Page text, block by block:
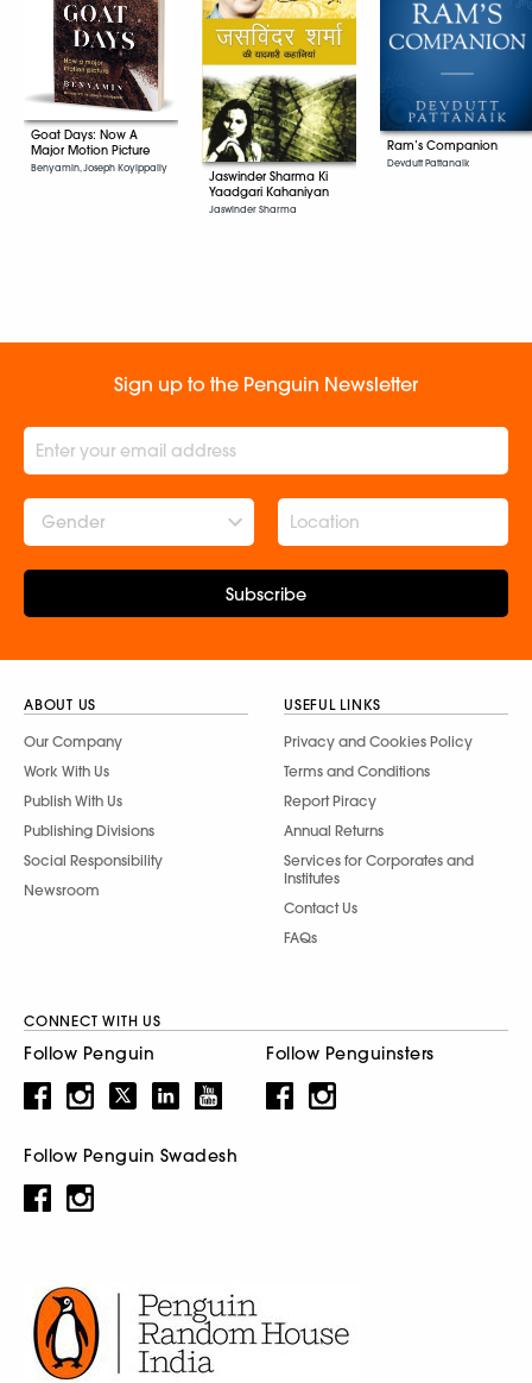
Goat Days: Now A
Major Motion Picture
Benyamin, Joseph Koyippally
Jaswinder Sharma Ki
Yaadgari Kahaniyan
Jaswinder Sharma
Ram’s Companion
Devdutt Pattanaik
Sign up to the Penguin Newsletter
Gender
Subscribe
ABOUT US
Our Company
Work With Us
Publish With Us
Publishing Divisions
Social Responsibility
Newsroom
USEFUL LINKS
Privacy and Cookies Policy
Terms and Conditions
Report Piracy
Annual Returns
Services for Corporates and
Institutes
Contact Us
FAQs
CONNECT WITH US
Follow Penguin Follow Penguinsters
Follow Penguin Swadesh